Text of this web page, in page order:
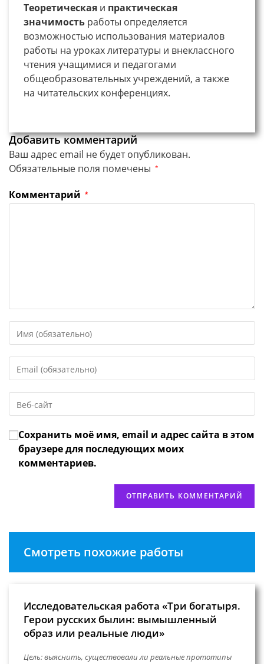
Теоретическая и практическая
значимость работы определяется
возможностью использования материалов
работы на уроках литературы и внеклассного
чтения учащимися и педагогами
общеобразовательных учреждений, а также
на читательских конференциях.
Добавить комментарий
Ваш адрес email не будет опубликован.
Обязательные поля помечены *
Комментарий *
свое
или
имя
чтобы
прокомментировать
свой
адрес,
чтобы
URL
веб-
сайта
(необязательно)
Сохранить моё имя, email и адрес сайта в этом
браузере для последующих моих
комментариев.
Смотреть похожие работы
Исследовательская работа «Три богатыря.
Герои русских былин: вымышленный
образ или реальные люди»
Цель: выяснить, существовали ли реальные прототипы